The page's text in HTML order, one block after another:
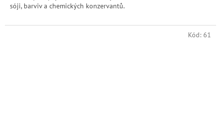
sóji, barviv a chemických konzervantů.
Kód: 61